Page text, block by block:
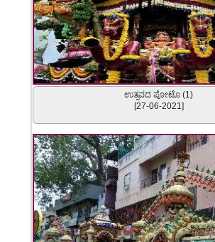
ಉತ್ಸವದ ಪೋಟೊ (1)
[27-06-2021]